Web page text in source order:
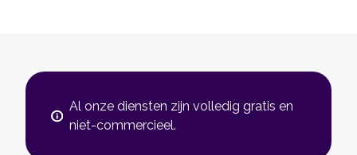
Al onze diensten zijn volledig gratis en
niet-commercieel.